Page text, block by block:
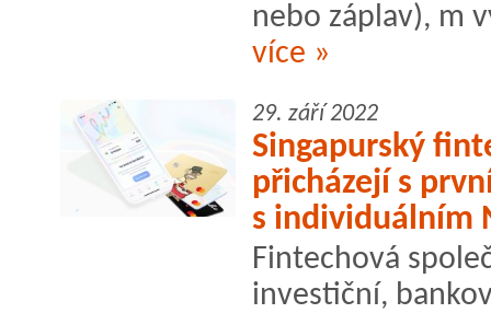
nebo záplav), m
více »
29. září 2022
Singapurský
přicházejí s
s individuálním
Fintechová
investiční,